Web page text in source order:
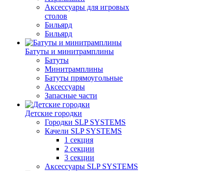
Аксессуары для игровых
столов
Бильяpд
Бильяpд
Батуты и минитрамплины
Батуты
Минитрамплины
Батуты прямоугольные
Аксессуары
Запасные части
Детские городки
Городки SLP SYSTEMS
Качели SLP SYSTEMS
1 секция
2 секции
3 секции
Аксессуары SLP SYSTEMS